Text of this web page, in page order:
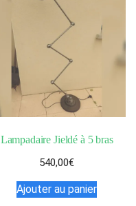
Lampadaire Jieldé à 5 bras
540,00€
Ajouter au panier